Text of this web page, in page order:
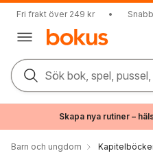
Fri frakt över 249 kr •
Sök bok, spel,
Skapa nya rutiner –
Barn och ungdom